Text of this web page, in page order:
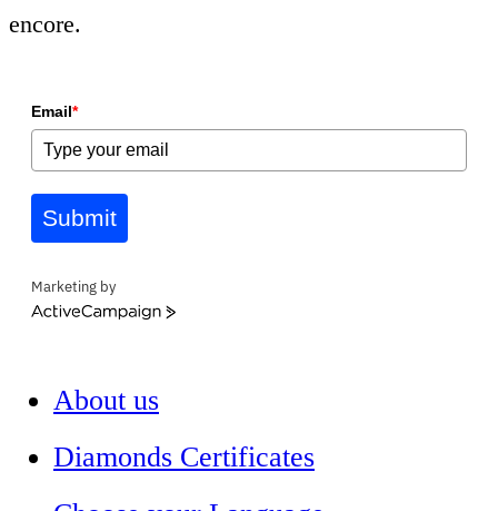
encore.
Email*
Submit
Marketing by
ActiveCampaign
About us
Diamonds Certificates